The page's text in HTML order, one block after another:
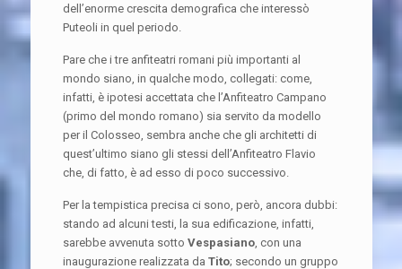
dell’enorme crescita demografica che interessò
Puteoli in quel periodo.
Pare che i tre anfiteatri romani più importanti al
mondo siano, in qualche modo, collegati: come,
infatti, è ipotesi accettata che l’Anfiteatro Campano
(primo del mondo romano) sia servito da modello
per il Colosseo, sembra anche che gli architetti di
quest’ultimo siano gli stessi dell’Anfiteatro Flavio
che, di fatto, è ad esso di poco successivo.
Per la tempistica precisa ci sono, però, ancora dubbi:
stando ad alcuni testi, la sua edificazione, infatti,
sarebbe avvenuta sotto Vespasiano, con una
inaugurazione realizzata da Tito; secondo un gruppo